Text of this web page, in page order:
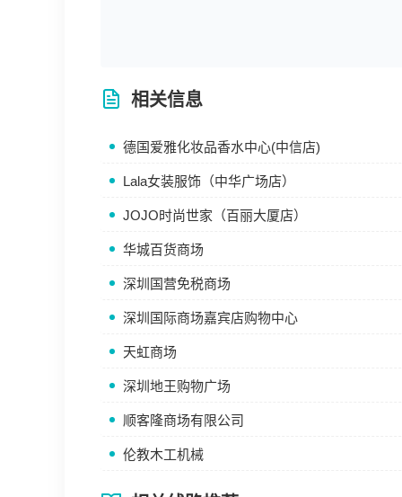
相关信息
德国爱雅化妆品香水中心(中信店)
Lala女装服饰（中华广场店）
JOJO时尚世家（百丽大厦店）
华城百货商场
深圳国营免税商场
深圳国际商场嘉宾店购物中心
天虹商场
深圳地王购物广场
顺客隆商场有限公司
伦教木工机械